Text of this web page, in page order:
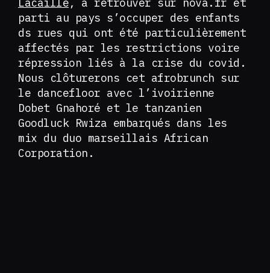
parti au pays s’occuper des enfants
ds rues qui ont été particulièrement
affectés par les restrictions voire
répression liés à la crise du covid.
Nous clôturerons cet afrobrunch sur
le dancefloor avec l’ivoirienne
Dobet Gnahoré et le tanzanien
Goodluck Rwiza embarqués dans les
mix du duo marseillais African
Corporation.